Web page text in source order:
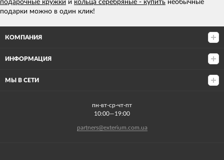
подарочные кружки и кольца серебряные - купить необычные
подарки можно в один клик!
КОМПАНИЯ
ИНФОРМАЦИЯ
МЫ В СЕТИ
пн-вт-ср-чт-пт
10:00—19:00
partners@exterium.com.ua